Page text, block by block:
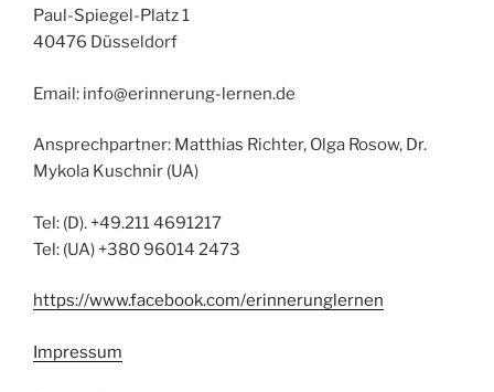
Paul-Spiegel-Platz 1
40476 Düsseldorf
Email: info@erinnerung-lernen.de
Ansprechpartner: Matthias Richter, Olga Rosow, Dr.
Mykola Kuschnir (UA)
Tel: (D). +49.211 4691217
Tel: (UA) +380 96014 2473
https://www.facebook.com/erinnerunglernen
Impressum